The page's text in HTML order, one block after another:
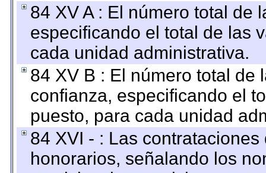
84 XV A : El número total de
especificando el total de las
cada unidad administrativa.
84 XV B : El número total de
confianza, especificando el
puesto, para cada unidad
84 XVI - : Las
honorarios, señalando los